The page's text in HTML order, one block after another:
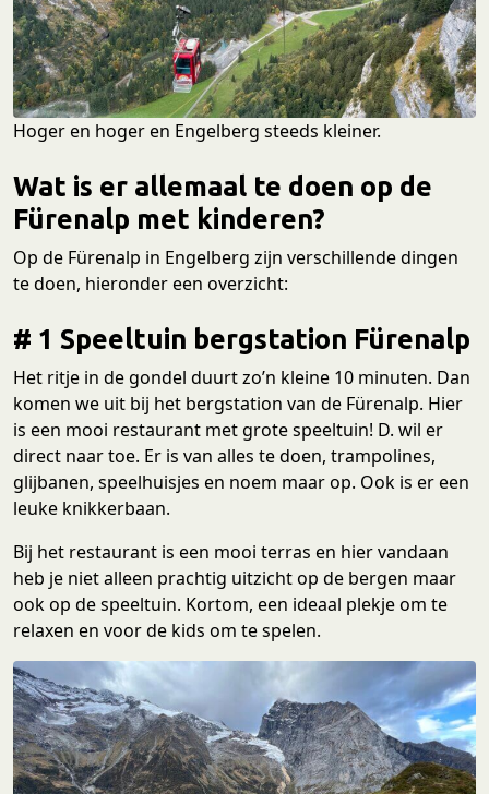
Hoger en hoger en Engelberg steeds kleiner.
Wat is er allemaal te doen op de
Fürenalp met kinderen?
Op de Fürenalp in Engelberg zijn verschillende dingen
te doen, hieronder een overzicht:
# 1 Speeltuin bergstation Fürenalp
Het ritje in de gondel duurt zo’n kleine 10 minuten. Dan
komen we uit bij het bergstation van de Fürenalp. Hier
is een mooi restaurant met grote speeltuin! D. wil er
direct naar toe. Er is van alles te doen, trampolines,
glijbanen, speelhuisjes en noem maar op. Ook is er een
leuke knikkerbaan.
Bij het restaurant is een mooi terras en hier vandaan
heb je niet alleen prachtig uitzicht op de bergen maar
ook op de speeltuin. Kortom, een ideaal plekje om te
relaxen en voor de kids om te spelen.